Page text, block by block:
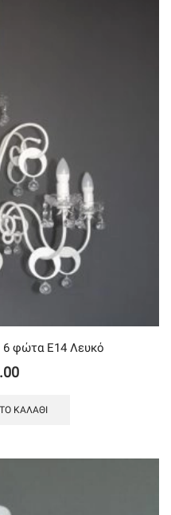
6 φώτα Ε14 Λευκό
ΚΑΛΆΘΙ